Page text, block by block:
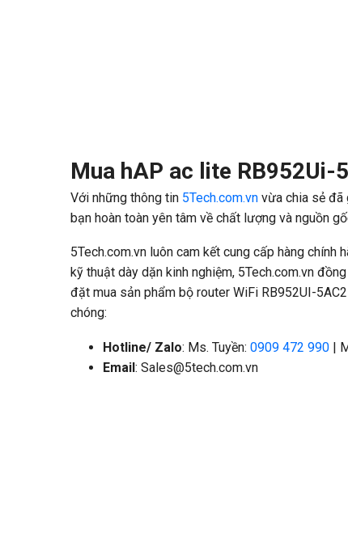
Mua hAP ac lite RB952Ui-
Với những thông tin 5Tech.com.vn vừa chia sẻ đã
bạn hoàn toàn yên tâm về chất lượng và nguồn
5Tech.com.vn luôn cam kết cung cấp hàng
kỹ thuật dày dặn kinh nghiệm, 5Tech.com.vn
đặt mua sản phẩm bộ router WiFi RB952UI-
chóng:
Hotline/ Zalo: Ms. Tuyền: 0909 472 990 |
Email: Sales@5tech.com.vn